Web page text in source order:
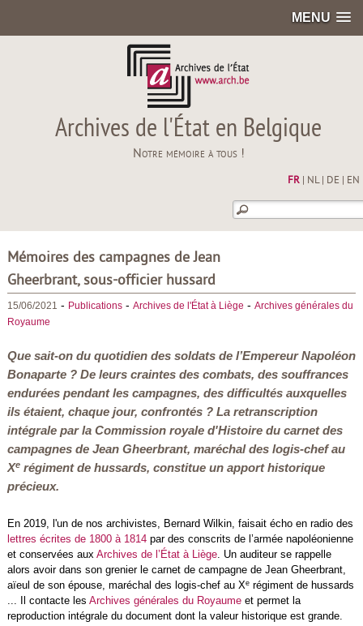
MENU
Archives de l'État en Belgique
Notre mémoire à tous !
FR| NL| DE EN
Mémoires des campagnes de Jean
Gheerbrant, sous-officier hussard
15/06/2021 - Publications- Archives de l'État à Liège - Archives générales du
Royaume
Que sait-on du quotidien des soldats de l’Empereur Napoléon
Bonaparte ? De leurs craintes des combats, des souffrances
endurées pendant les campagnes, des difficultés auxquelles
ils étaient, chaque jour, confrontés ? La retranscription
intégrale par la Commission royale d'Histoire du carnet des
campagnes de Jean Gheerbrant, maréchal des logis-chef au
Xerégiment de hussards, constitue un apport historique
précieux.
En 2019, l'un de nos archivistes, Bernard Wilkin, faisait écho en radio des
lettres écrites de 1800 à 1814par des conscrits de l’armée napoléonienne
et conservées aux Archives de l’État à Liège. Un auditeur se rappelle
alors avoir dans son grenier le carnet de campagne de Jean Gheerbrant,
aïeul de son épouse, maréchal des logis-chef au Xerégiment de hussards
... Il contacte les Archives générales du Royaumeet permet la
reproduction intégrale du document dont la valeur historique est grande.